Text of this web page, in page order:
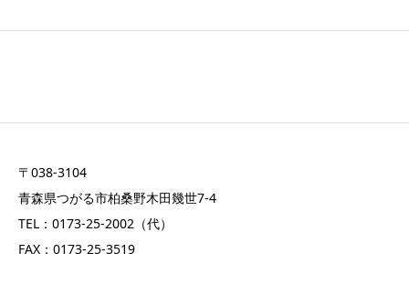
〒038-3104
青森県つがる市柏桑野木田幾世7-4
TEL：0173-25-2002（代）
FAX：0173-25-3519